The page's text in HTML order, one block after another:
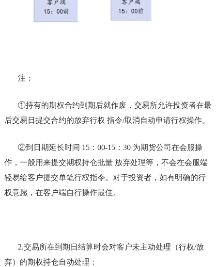
注：
①持有的期权合约到期后就作废，交易所允许投资者在最
后交易日提交合约的放弃行权 指令/取消自动申请行权操作。
②到日期延长时间 15：00-15：30 为期货公司在会服操
作，一般用来提交期权持仓批量 放弃处理等，不会在会服端
轻易给客户提交单笔行权指令。对于投资者，如有明确的行
权意愿，在客户端自行操作最佳。
2.交易所在到期日结算时会对客户未主动处理（行权/放
弃）的期权持仓自动处理：